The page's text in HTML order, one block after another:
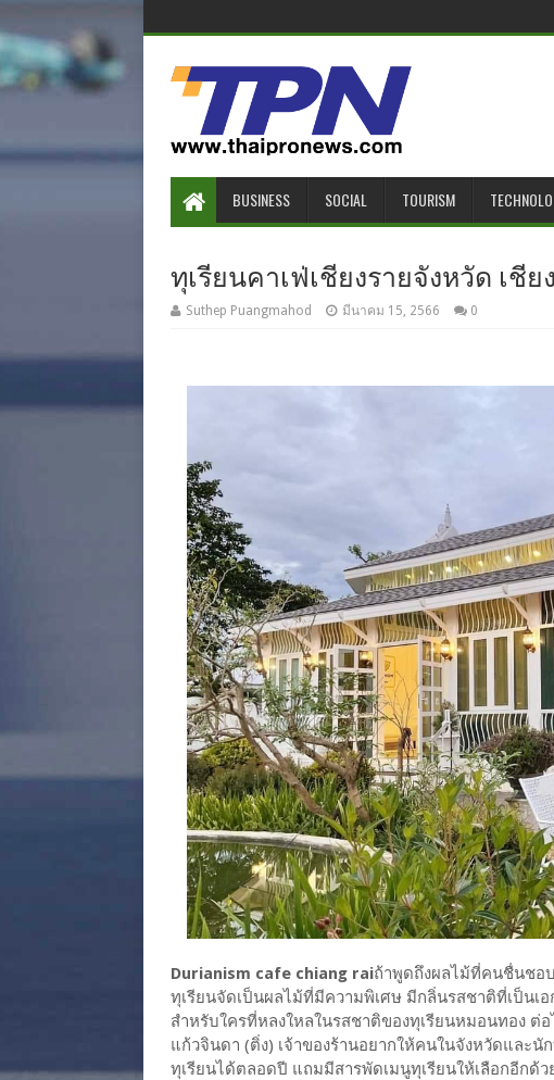
BUSINESS SOCIAL TOURISM
ทุเรียนคาเฟ่เชียงรายจังหวัด เชี
Suthep Puangmahod มีนาคม 15, 2566 0
Durianism cafe chiang raiถ้าพูดถึงผลไม้ที่คนชื่นชอ
ทุเรียนจัดเป็นผลไม้ที่มีความพิเศษ มีกลิ่นรสชาติที่เป็นเ
สำหรับใครที่หลงใหลในรสชาติของทุเรียนหมอนทอง
แก้วจินดา (ติ่ง) เจ้าของร้านอยากให้คนในจังหวัดและนั
ทุเรียนได้ตลอดปี แถมมีสารพัดเมนูทุเรียนให้เลือกอีกด้